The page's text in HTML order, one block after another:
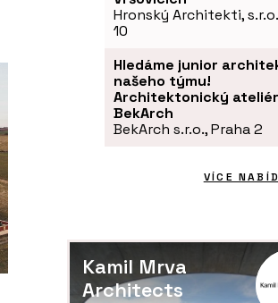
Hronský Architekti,
10
Hledáme junior
našeho týmu!
Architektonický ateliér
BekArch
BekArch s.r.o., Praha 2
VÍCE
Kamil Mrva
Architects